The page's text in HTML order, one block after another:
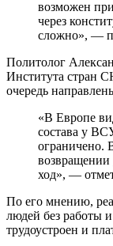
возможен
через
сложно», —
Политолог
Института стран
очередь
«В Европе
состава у
ограничено.
ход», —
По его мнению,
людей без работы и
трудоустроен и